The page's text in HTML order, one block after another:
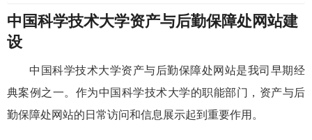
中国科学技术大学资产与后勤保障处网站建
设
中国科学技术大学资产与后勤保障处网站是我司早期经
典案例之一。作为中国科学技术大学的职能部门，资产与后
勤保障处网站的日常访问和信息展示起到重要作用。